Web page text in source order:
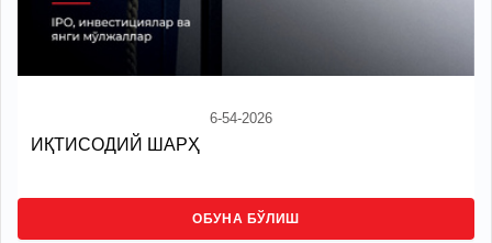
6-54-2026
ИҚТИСОДИЙ ШАРҲ
ОБУНА БЎЛИШ